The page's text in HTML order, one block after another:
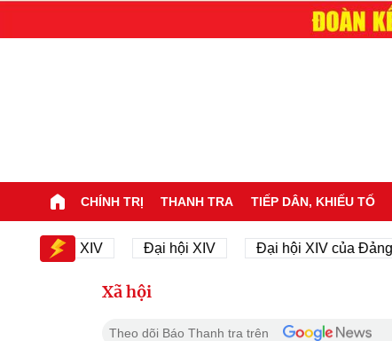
CHÍNH TRỊ THANH TRA TIẾP DÂN, KHIẾU TỐ
hội XIV Đại hội XIV Đại hội XIV của Đảng
Xã hội
Theo dõi Báo Thanh tra trên